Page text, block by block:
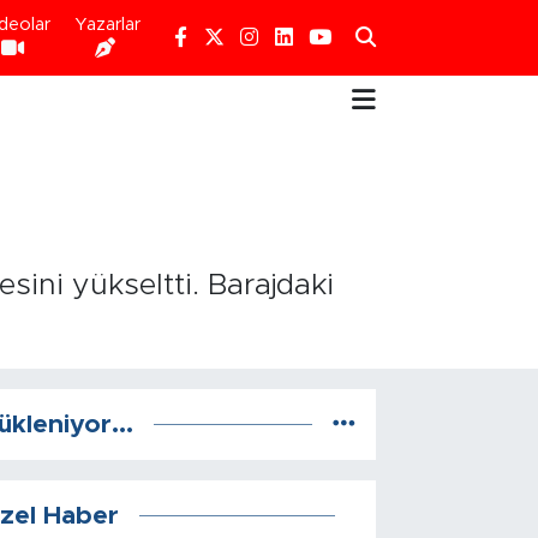
Yazarlar
yükseltti. Barajdaki
Haber